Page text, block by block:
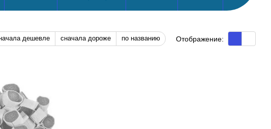
дешевле сначала дороже по названию Отображение: